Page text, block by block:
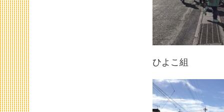
ひよこ組